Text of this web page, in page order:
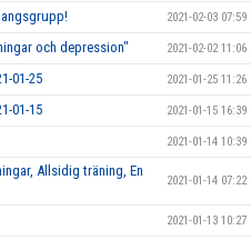
2021-02-03 07:59
och depression" 2021-02-02 11:06
01-25 2021-01-25 11:26
01-15 2021-01-15 16:39
2021-01-14 10:39
Allsidig träning, En
2021-01-14 07:22
2021-01-13 10:27